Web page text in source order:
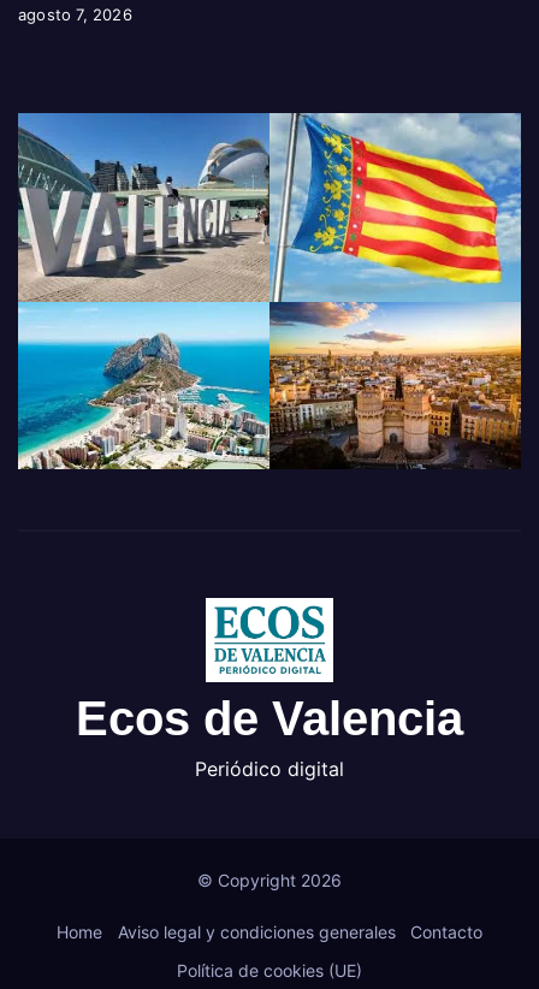
agosto 7, 2026
Ecos de Valencia
Periódico digital
© Copyright 2026
Home Aviso legal y condiciones generales
Contacto
Política de cookies (UE)